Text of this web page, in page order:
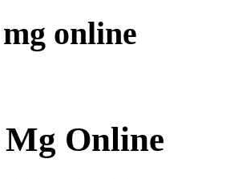
online
Online